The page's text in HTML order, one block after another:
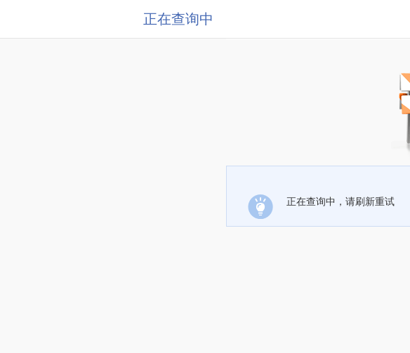
正在查询中
正在查询中，请刷新重试